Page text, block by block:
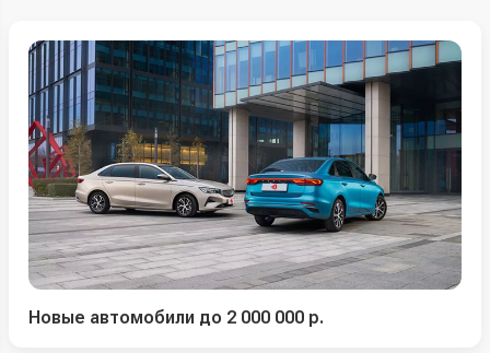
Новые автомобили до 2 000 000 р.